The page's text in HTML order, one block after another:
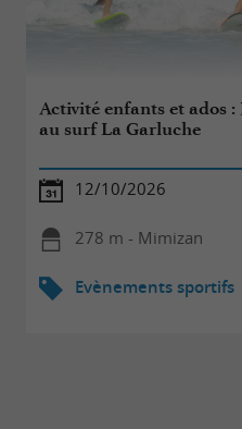
Activité enfants et ados
au surf La Garluche
12/10/2026
278 m - Mimizan
Evènements sportifs